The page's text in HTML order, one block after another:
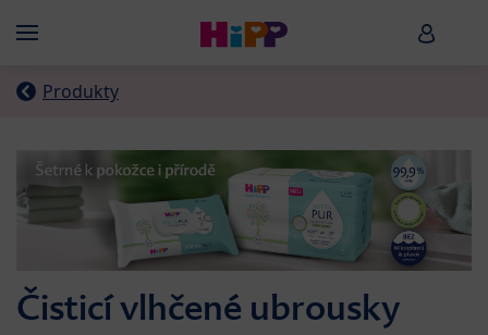
Menü HiPP
Produkty
Čisticí vlhčené ubrousky